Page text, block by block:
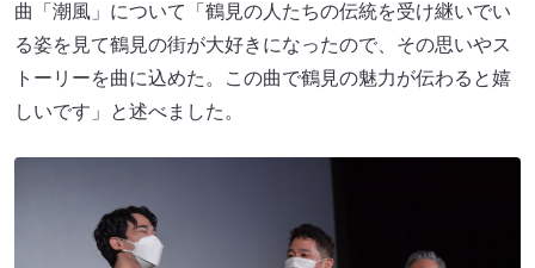
曲「潮風」について「鶴見の人たちの伝統を受け継いでい
る姿を見て鶴見の街が大好きになったので、その思いやス
トーリーを曲に込めた。この曲で鶴見の魅力が伝わると嬉
しいです」と述べました。